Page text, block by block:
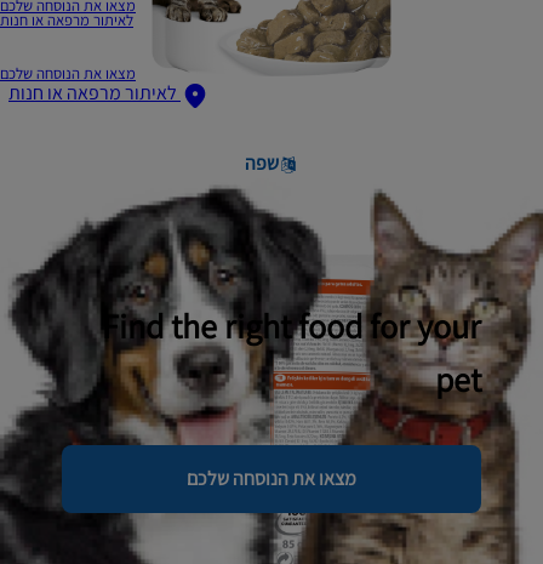
מצאו את הנוסחה שלכם
לאיתור מרפאה או חנות
מצאו את הנוסחה שלכם
לאיתור מרפאה או חנות
שפה
Find the right food for your
pet
מצאו את הנוסחה שלכם